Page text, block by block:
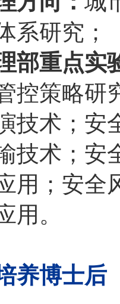
系研究；
部重点实
控策略研
技术；安
技术；安
用；安全
用。
养博士后